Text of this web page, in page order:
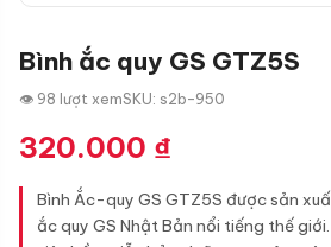
Bình ắc quy GS GTZ5S
👁 98 lượt xemSKU: s2b-950
320.000 ₫
Bình Ắc-quy GS GTZ5S được sản
ắc quy GS Nhật Bản nổi tiếng thế giới.